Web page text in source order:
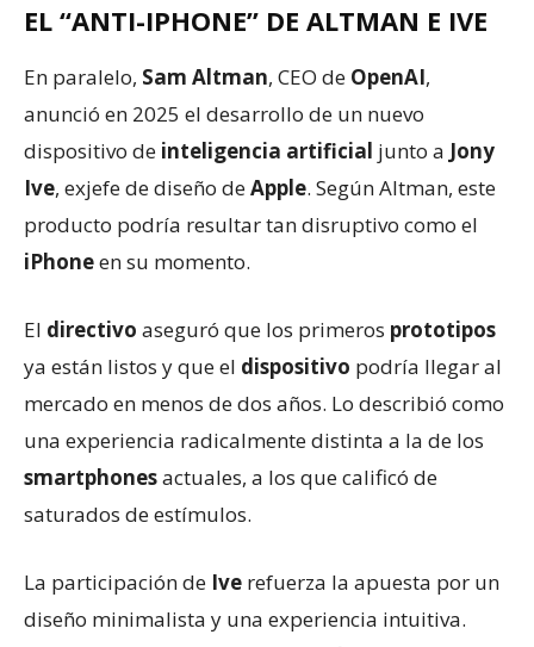
EL “ANTI-IPHONE” DE ALTMAN E IVE
En paralelo, Sam Altman, CEO de OpenAI,
anunció en 2025 el desarrollo de un nuevo
dispositivo de inteligencia artificial junto a Jony
Ive, exjefe de diseño deApple. Según Altman, este
producto podría resultar tan disruptivo como el
iPhoneen su momento.
El directivo aseguró que los primeros prototipos
ya están listos y que el dispositivo podría llegar al
mercado en menos de dos años. Lo describió como
una experiencia radicalmente distinta a la de los
smartphonesactuales, a los que calificó de
saturados de estímulos.
La participación de Ive refuerza la apuesta por un
diseño minimalista y una experiencia intuitiva.